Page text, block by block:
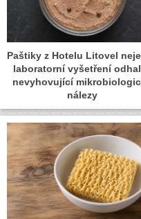
Paštiky z Hotelu Litovel
laboratorní vyšetření
nevyhovující
nálezy